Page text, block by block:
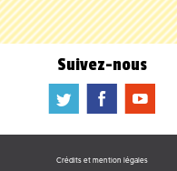
Suivez-nous
a b f
Crédits et mention légales